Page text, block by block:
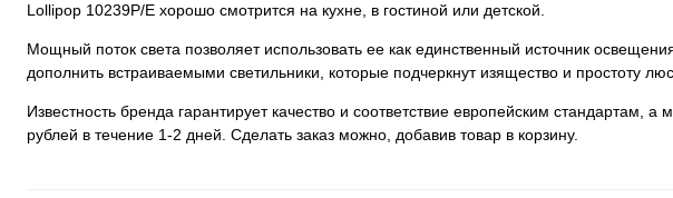
Lollipop 10239P/E хорошо смотрится на кухне, в гостиной или детской.
Мощный поток света позволяет использовать ее как единственный источник
дополнить встраиваемыми светильники, которые подчеркнут изящество и простоту
Известность бренда гарантирует качество и соответствие европейским стандартам,
рублей в течение 1-2 дней. Сделать заказ можно, добавив товар в корзину.